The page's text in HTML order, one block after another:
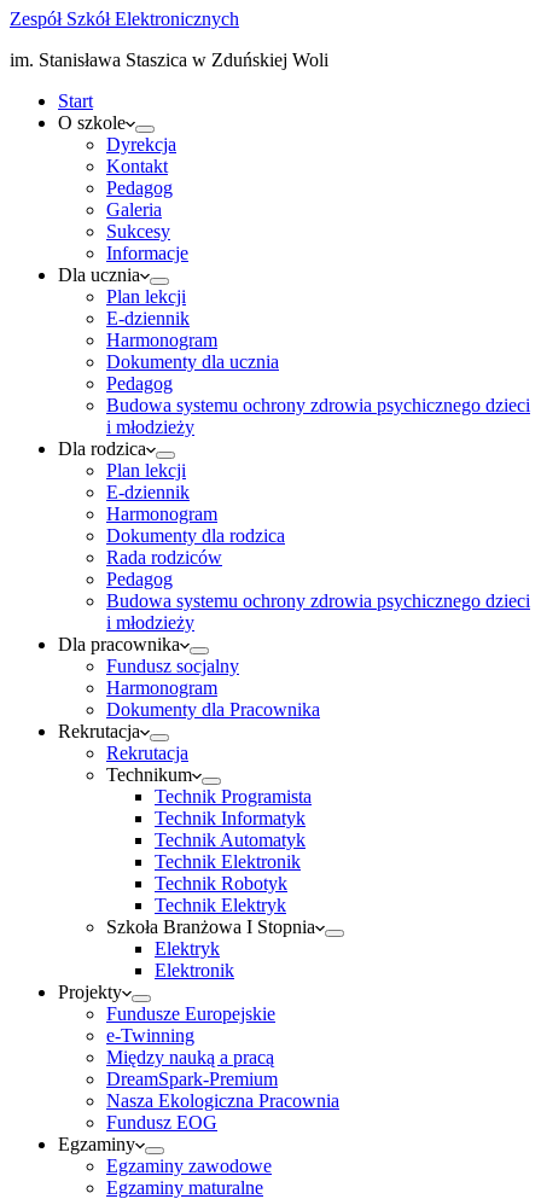
Zespół Szkół Elektronicznych
im. Stanisława Staszica w Zduńskiej Woli
Start
O szkole
Dyrekcja
Kontakt
Pedagog
Galeria
Sukcesy
Informacje
Dla ucznia
Plan lekcji
E-dziennik
Harmonogram
Dokumenty dla ucznia
Pedagog
Budowa systemu ochrony zdrowia psychicznego dzieci
i młodzieży
Dla rodzica
Plan lekcji
E-dziennik
Harmonogram
Dokumenty dla rodzica
Rada rodziców
Pedagog
Budowa systemu ochrony zdrowia psychicznego dzieci
i młodzieży
Dla pracownika
Fundusz socjalny
Harmonogram
Dokumenty dla Pracownika
Rekrutacja
Rekrutacja
Technikum
Technik Programista
Technik Informatyk
Technik Automatyk
Technik Elektronik
Technik Robotyk
Technik Elektryk
Szkoła Branżowa I Stopnia
Elektryk
Elektronik
Projekty
Fundusze Europejskie
e-Twinning
Między nauką a pracą
DreamSpark-Premium
Nasza Ekologiczna Pracownia
Fundusz EOG
Egzaminy
Egzaminy zawodowe
Egzaminy maturalne